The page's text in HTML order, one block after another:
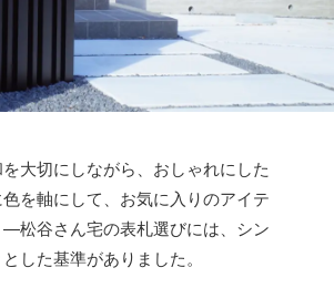
大切にしながら、おしゃれにした
を軸にして、お気に入りのアイテ
—松谷さん宅の表札選びには、シン
した基準がありました。